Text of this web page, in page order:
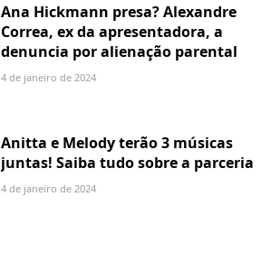
Ana Hickmann presa? Alexandre
Correa, ex da apresentadora, a
denuncia por alienação parental
4 de janeiro de 2024
Anitta e Melody terão 3 músicas
juntas! Saiba tudo sobre a parceria
4 de janeiro de 2024